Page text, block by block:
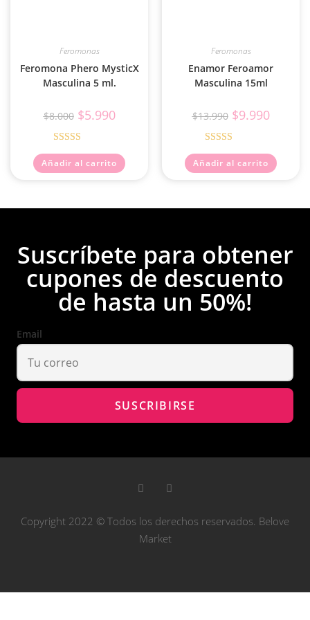
Feromonas
Feromona Phero MysticX
Masculina 5 ml.
$8.000 $5.990
5.00de 5
Añadir al carrito
Feromonas
Enamor Feroamor
Masculina 15ml
$13.990 $9.990
con 4.67de
Añadir al carrito
Suscríbete para obtener
cupones de descuento
de hasta un 50%!
Email
Copyright 2022 © Todos los derechos reservados. Belove
Market